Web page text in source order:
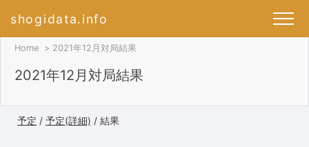
shogidata.info
Home 2021年12月対局結果
2021年12月対局結果
予定 / 予定(詳細) / 結果